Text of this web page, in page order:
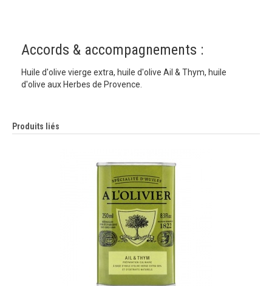
Accords & accompagnements :
Huile d'olive vierge extra, huile d'olive Ail & Thym, huile
d'olive aux Herbes de Provence.
Produits liés